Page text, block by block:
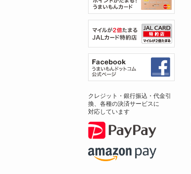
クレジット・銀行振込・代金引
換、各種の決済サービスに
対応しています